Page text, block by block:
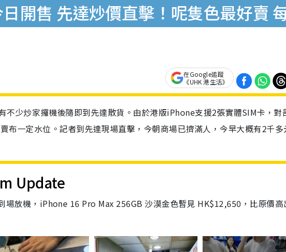
開售 先達炒價直擊！呢隻色最好賣
在Google追蹤
《UHK 港生活》
不少炒家攞機後隨即到先達散貨。由於港版iPhone支援2張實體SIM卡，對
布一定水位。記者到先達現場直擊，今朝商場已擠滿人，今早大概有2千多
Update
場放機，iPhone 16 Pro Max 256GB 沙漠金色暫見 HK$12,650，比原價高